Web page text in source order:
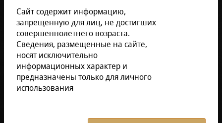
Пепельницы сигарные Howard Miller
Уточнить раздел
Сайт содержит информацию,
запрещенную для лиц, не достигших
совершеннолетнего возраста.
Сведения, размещенные на сайте,
носят исключительно
информационных характер и
предназначены только для личного
использования
Пепельницы сигарные